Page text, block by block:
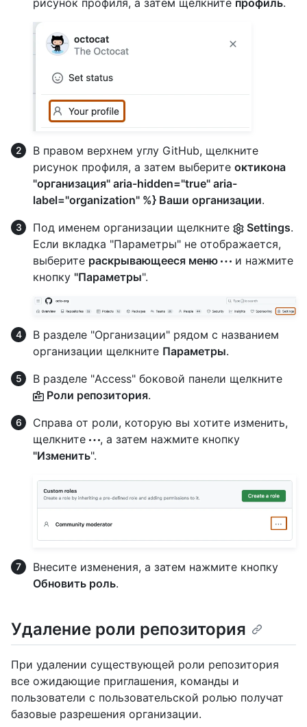
В правом верхнем углу GitHub, щелкните
рисунок профиля, а затем выберите октикона
"организация" aria-hidden="true" aria-
label="organization" %} Ваши организации.
Под именем организации щелкните
Settings.
Если вкладка "Параметры" не отображается,
выберите раскрывающееся меню
и нажмите
кнопку "Параметры".
В разделе "Организации" рядом с названием
организации щелкните Параметры.
В разделе "Access" боковой панели щелкните
Роли репозитория.
Справа от роли, которую вы хотите изменить,
щелкните
, а затем нажмите кнопку
"Изменить".
Внесите изменения, а затем нажмите кнопку
Обновить роль.
Удаление роли репозитория
При удалении существующей роли репозитория
все ожидающие приглашения, команды и
пользователи с пользовательской ролью получат
базовые разрешения организации.